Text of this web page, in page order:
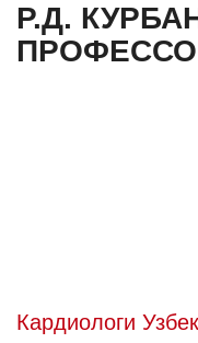
Р.Д.
Кардиологи